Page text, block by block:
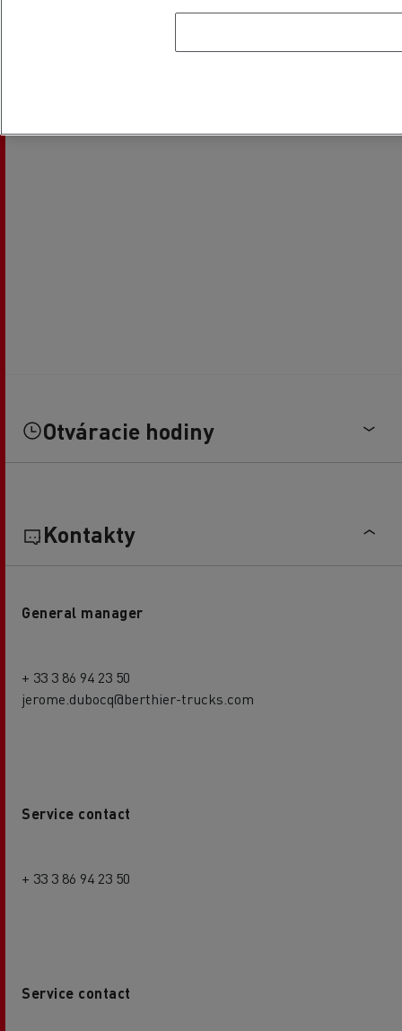
Otváracie hodiny
Kontakty
General manager
+ 33 3 86 94 23 50
jerome.dubocq@berthier-trucks.com
Service contact
+ 33 3 86 94 23 50
Service contact